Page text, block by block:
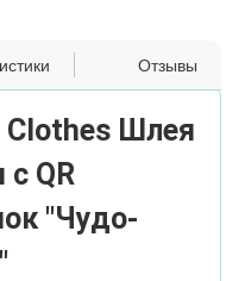
Отзывы
Clothes Шлея
c QR
"Чудо-